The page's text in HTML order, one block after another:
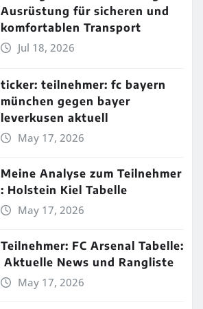
Ausrüstung für sicheren und
komfortablen Transport
Jul 18, 2026
ticker: teilnehmer: fc bayern
münchen gegen bayer
leverkusen aktuell
May 17, 2026
Meine Analyse zum Teilnehmer
: Holstein Kiel Tabelle
May 17, 2026
Teilnehmer: FC Arsenal Tabelle:
Aktuelle News und Rangliste
May 17, 2026